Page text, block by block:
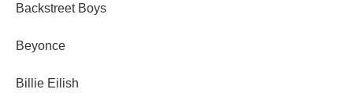
Backstreet Boys
Beyonce
Billie Eilish